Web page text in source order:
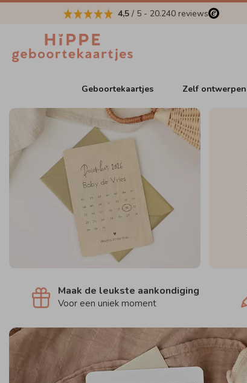
4,5 / 5 - 20.240 reviews
Geboortekaartjes Zelf ontwerpen
Maak de leukste aankondiging
Voor een uniek moment